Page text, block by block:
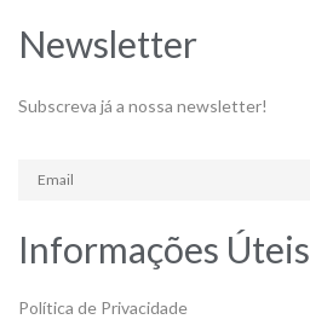
Newsletter
Subscreva já a nossa newsletter!
Informações Úteis
Política de Privacidade